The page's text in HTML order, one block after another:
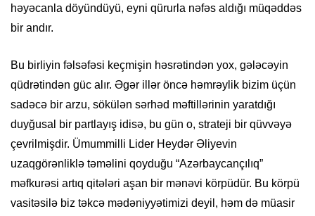
həyəcanla döyündüyü, eyni qürurla nəfəs aldığı müqəddəs
bir andır.
Bu birliyin fəlsəfəsi keçmişin həsrətindən yox, gələcəyin
qüdrətindən güc alır. Əgər illər öncə həmrəylik bizim üçün
sadəcə bir arzu, sökülən sərhəd məftillərinin yaratdığı
duyğusal bir partlayış idisə, bu gün o, strateji bir qüvvəyə
çevrilmişdir. Ümummilli Lider Heydər Əliyevin
uzaqgörənliklə təməlini qoyduğu “Azərbaycançılıq”
məfkurəsi artıq qitələri aşan bir mənəvi körpüdür. Bu körpü
vasitəsilə biz təkcə mədəniyyətimizi deyil, həm də müasir